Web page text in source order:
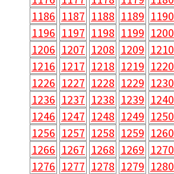
1186 1187 1188 1189 1190
1196 1197 1198 1199 1200
1206 1207 1208 1209 1210
1216 1217 1218 1219 1220
1226 1227 1228 1229 1230
1236 1237 1238 1239 1240
1246 1247 1248 1249 1250
1256 1257 1258 1259 1260
1266 1267 1268 1269 1270
1276 1277 1278 1279 1280